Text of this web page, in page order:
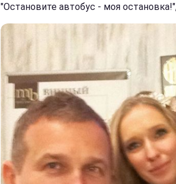
"Остановите автобус - моя